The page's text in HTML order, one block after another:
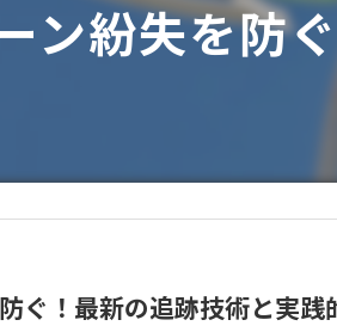
ン紛失を防
ぐ！最新の追跡技術と実践